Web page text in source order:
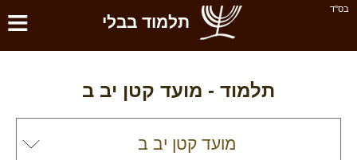
בס''ד ≡ תלמוד בבלי
תלמוד - מועד קטן יב ב